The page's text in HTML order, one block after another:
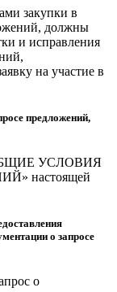
закупки в
должны
и исправления
на участие в
предложений,
«ОБЩИЕ УСЛОВИЯ
настоящей
о запросе
о